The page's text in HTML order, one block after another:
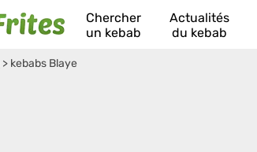
Chercher
un kebab
Actualités
du kebab
> kebabs Blaye